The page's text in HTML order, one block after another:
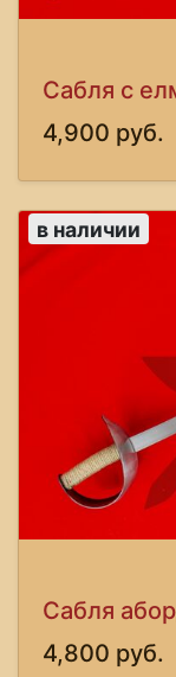
Сабля с
4,900 руб.
в наличии
Сабля
4,800 руб.